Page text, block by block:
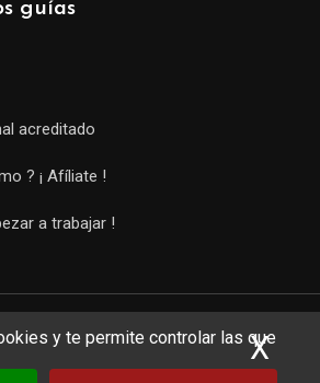
y te permite controlar las que
X
guías
acreditado
? ¡ Afíliate !
a trabajar !